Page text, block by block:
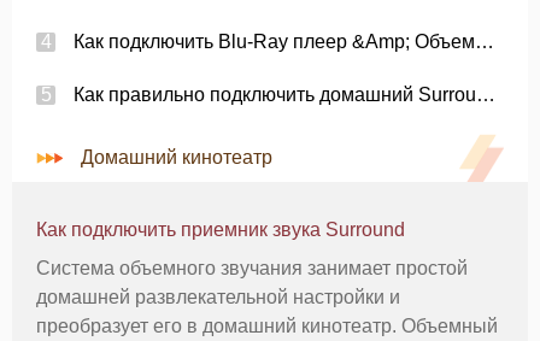
Как подключить Blu-Ray плеер &Amp; Объемный звук
Как правильно подключить домашний Surround Sound System
Домашний кинотеатр
Как подключить приемник звука Surround
Система объемного звучания занимает простой
домашней развлекательной настройки и
преобразует его в домашний кинотеатр. Объемный